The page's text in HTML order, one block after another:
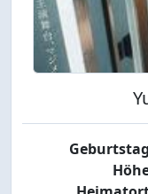
Geburtstag